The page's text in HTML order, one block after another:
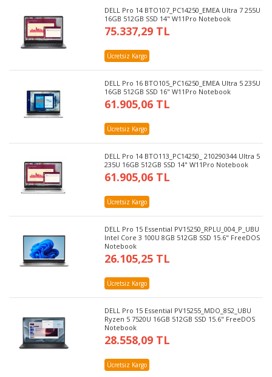
DELL Pro 14 BTO107_PC14250_EMEA Ultra 7 255U
16GB 512GB SSD 14" W11Pro Notebook
75.337,29 TL
Ücretsiz Kargo
DELL Pro 16 BTO105_PC16250_EMEA Ultra 5 235U
16GB 512GB SSD 16" W11Pro Notebook
61.905,06 TL
Ücretsiz Kargo
DELL Pro 14 BTO113_PC14250_ 210290344 Ultra 5
235U 16GB 512GB SSD 14" W11Pro Notebook
61.905,06 TL
Ücretsiz Kargo
DELL Pro 15 Essential PV15250_RPLU_004_P_UBU
Intel Core 3 100U 8GB 512GB SSD 15.6" FreeDOS
Notebook
26.105,25 TL
Ücretsiz Kargo
DELL Pro 15 Essential PV15255_MDO_852_UBU
Ryzen 5 7520U 16GB 512GB SSD 15.6" FreeDOS
Notebook
28.558,09 TL
Ücretsiz Kargo